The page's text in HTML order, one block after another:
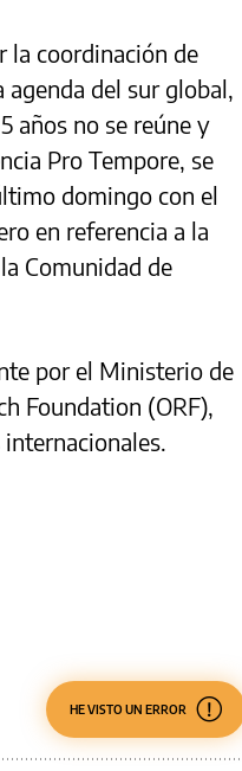
la coordinación de
del sur global,
años no se reúne y
Pro Tempore, se
domingo con el
en referencia a la
Comunidad de
por el Ministerio de
Foundation (ORF),
HE VISTO UN ERROR